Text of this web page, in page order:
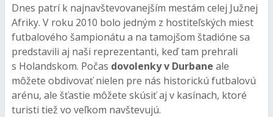
Dnes patrí k najnavštevovanejším mestám celej Južnej
Afriky. V roku 2010 bolo jedným z hostiteľských miest
futbalového šampionátu a na tamojšom štadióne sa
predstavili aj naši reprezentanti, keď tam prehrali
s Holandskom. Počas dovolenky v Durbane ale
môžete obdivovať nielen pre nás historickú futbalovú
arénu, ale šťastie môžete skúsiť aj v kasínach, ktoré
turisti tiež vo veľkom navštevujú.